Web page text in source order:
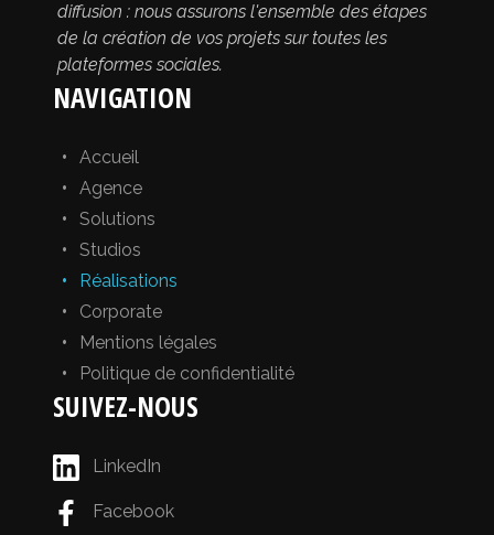
diffusion : nous assurons l'ensemble des étapes
de la création de vos projets sur toutes les
plateformes sociales.
NAVIGATION
Accueil
Agence
Solutions
Studios
Réalisations
Corporate
Mentions légales
Politique de confidentialité
SUIVEZ-NOUS
LinkedIn
Facebook